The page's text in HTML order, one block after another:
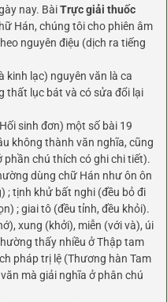
nay. BàiTrực giải thuốc
Hán, chúng tôi cho phiên âm
nguyên điệu (dịch ra tiếng
kinh lạc) nguyên văn là ca
thất lục bát và có sửa đổi lại
sinh đơn) một số bài 19
không thành văn nghĩa, cũng
phần chú thích có ghi chi tiết).
dùng chữ Hán như ôn ôn
; tịnh khử bất nghi (đều bỏ đi
; giai tô (đều tỉnh, đều khỏi).
xung (khởi), miễn (với và), úi
thấy nhiều ở Thập tam
pháp trị lệ (Thương hàn Tam
mà giải nghĩa ở phân chú